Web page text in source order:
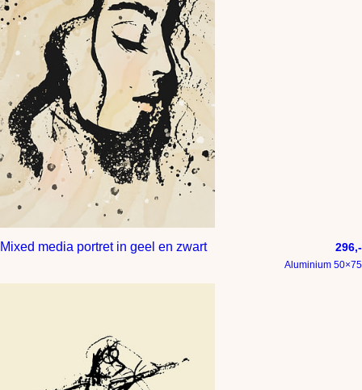
Mixed media portret in geel en zwart 296,-
Aluminium 50×75